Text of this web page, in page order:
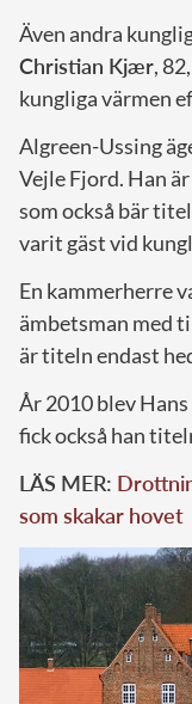
Även andra
Christian Kjær,
kungliga värmen
Algreen-Ussing
Vejle Fjord. Han
som också bär
varit gäst vid
En kammerherre
ämbetsman med
är titeln endast
År 2010 blev
fick också han
LÄS MER:
som skakar hovet